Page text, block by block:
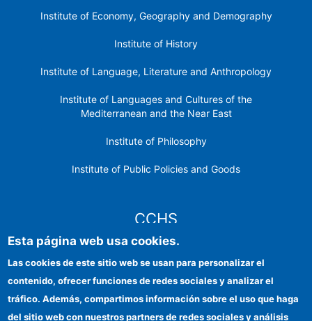
Institute of Economy, Geography and Demography
Institute of History
Institute of Language, Literature and Anthropology
Institute of Languages ​​and Cultures of the
Mediterranean and the Near East
Institute of Philosophy
Institute of Public Policies and Goods
CCHS
Institutional identity
Esta página web usa cookies.
Las cookies de este sitio web se usan para personalizar el
contenido, ofrecer funciones de redes sociales y analizar el
tráfico. Además, compartimos información sobre el uso que haga
del sitio web con nuestros partners de redes sociales y análisis